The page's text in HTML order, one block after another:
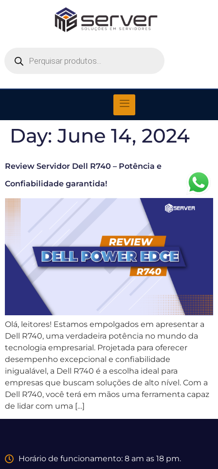
Day:June 14, 2024
Review Servidor Dell R740 – Potência e
Confiabilidade garantida!
Olá, leitores! Estamos empolgados em apresentar a
Dell R740, uma verdadeira potência no mundo da
tecnologia empresarial. Projetada para oferecer
desempenho excepcional e confiabilidade
inigualável, a Dell R740 é a escolha ideal para
empresas que buscam soluções de alto nível. Com a
Dell R740, você terá em mãos uma ferramenta capaz
de lidar com uma […]
Horário de funcionamento: 8 am as 18 pm.